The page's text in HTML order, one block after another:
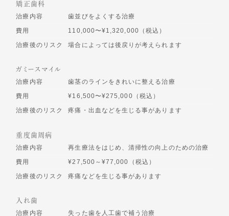
矯正歯科
治療内容
歯並びをよくする治療
費用
110,000〜¥1,320,000（税込）
治療後のリスク
場合によっては後戻りが考えられます
ガミースマイル
治療内容
歯茎のラインをきれいに整える治療
費用
¥16,500〜¥275,000（税込）
治療後のリスク
疼痛・出血などを生じる事があります
重度歯周病
治療内容
再生療法をはじめ、清掃性の向上のための治療
費用
¥27,500～¥77,000（税込）
治療後のリスク
疼痛などを生じる事があります
入れ歯
治療内容 失った歯を人工歯で補う治療